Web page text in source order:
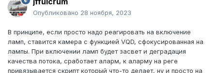
Опубликовано 28 ноября, 2023
В принципе, если просто надо реагировать на включение
ламп, ставится камера с функцией VQD, сфокусированная на
лампы. При включении ламп будет засвет и деградация
качества потока, сработает аларм, к аларму на реге
привязывается скрипт который что-то делает, ну и просто на